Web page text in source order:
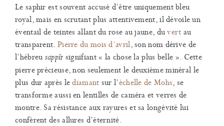
Le saphir est souvent accusé d’être uniquement bleu
royal, mais en scrutant plus attentivement, il dévoile un
éventail de teintes allant du rose au jaune, duvert au
transparent. Pierre du mois d’avril, son nom dérive de
l’hébreu sappîr signifiant « la chose la plus belle ». Cette
pierre précieuse, non seulement le deuxième minéral le
plus dur après lediamant sur l’échelle de Mohs, se
transforme aussi en lentilles de caméra et verres de
montre. Sa résistance aux rayures et sa longévité lui
confèrent des allures d’éternité.